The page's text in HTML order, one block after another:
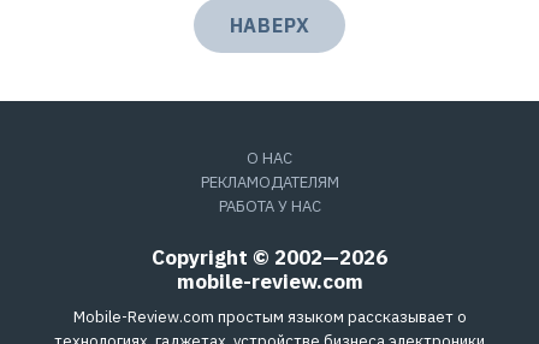
НАВЕРХ
О НАС
РЕКЛАМОДАТЕЛЯМ
РАБОТА У НАС
Copyright © 2002—2026
mobile-review.com
Mobile-Review.com простым языком рассказывает о